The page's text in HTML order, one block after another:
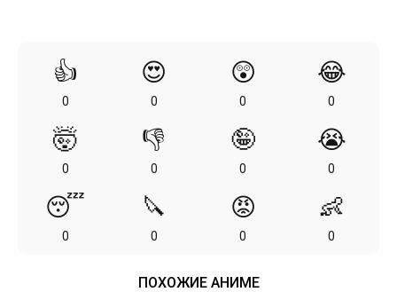
👍
0
😍
0
😲
0
😂
0
🤯
0
👎
0
🤪
0
😭
0
😴
0
🔪
0
😡
0
👶
0
ПОХОЖИЕ АНИМЕ